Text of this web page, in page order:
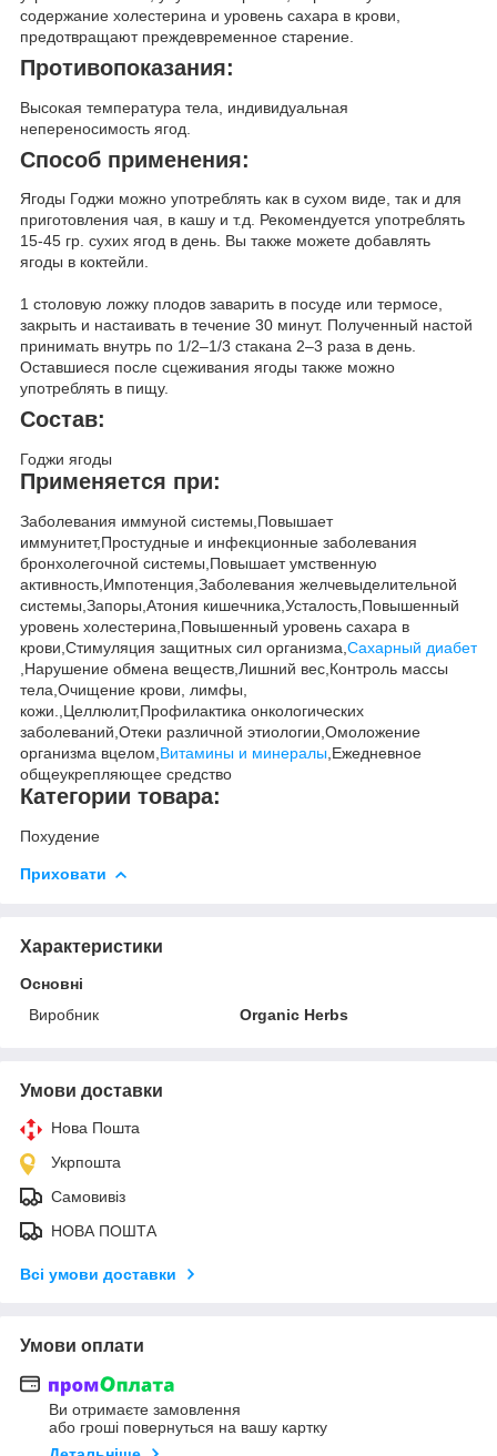
содержание холестерина и уровень сахара в крови,
предотвращают преждевременное старение.
Противопоказания:
Высокая температура тела, индивидуальная
непереносимость ягод.
Способ применения:
Ягоды Годжи можно употреблять как в сухом виде, так и для
приготовления чая, в кашу и т.д. Рекомендуется употреблять
15-45 гр. сухих ягод в день. Вы также можете добавлять
ягоды в коктейли.
1 столовую ложку плодов заварить в посуде или термосе,
закрыть и настаивать в течение 30 минут. Полученный настой
принимать внутрь по 1/2–1/3 стакана 2–3 раза в день.
Оставшиеся после сцеживания ягоды также можно
употреблять в пищу.
Состав:
Годжи ягоды
Применяется при:
Заболевания иммуной системы,Повышает
иммунитет,Простудные и инфекционные заболевания
бронхолегочной системы,Повышает умственную
активность,Импотенция,Заболевания желчевыделительной
системы,Запоры,Атония кишечника,Усталость,Повышенный
уровень холестерина,Повышенный уровень сахара в
крови,Стимуляция защитных сил организма, Сахарный диабет
,Нарушение обмена веществ,Лишний вес,Контроль массы
тела,Очищение крови, лимфы,
кожи.,Целлюлит,Профилактика онкологических
заболеваний,Отеки различной этиологии,Омоложение
организма вцелом, Витамины и минералы ,Ежедневное
общеукрепляющее средство
Категории товара:
Похудение
Приховати
Характеристики
Основні
Виробник
Organic Herbs
Умови доставки
Нова Пошта
Укрпошта
Самовивіз
НОВА ПОШТА
Всі умови доставки
Умови оплати
Ви отримаєте замовлення
або гроші повернуться на вашу картку